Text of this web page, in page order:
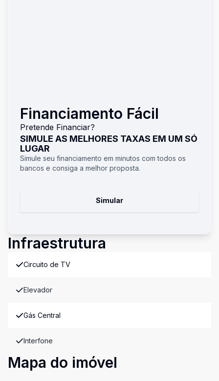
Financiamento Fácil
Pretende Financiar?
SIMULE AS MELHORES TAXAS EM UM SÓ
LUGAR
Simule seu financiamento em minutos com todos os
bancos e consiga a melhor proposta.
Simular
Infraestrutura
Circuito de TV
Elevador
Gás Central
Interfone
Mapa do imóvel